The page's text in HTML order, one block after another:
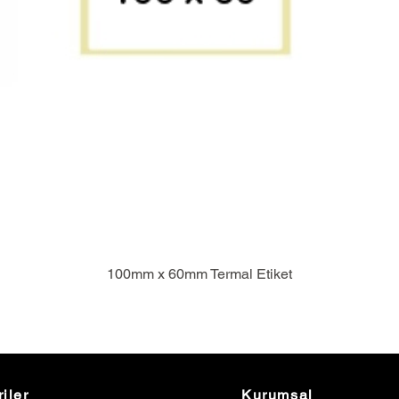
100mm x 60mm Termal Etiket
Kurumsal